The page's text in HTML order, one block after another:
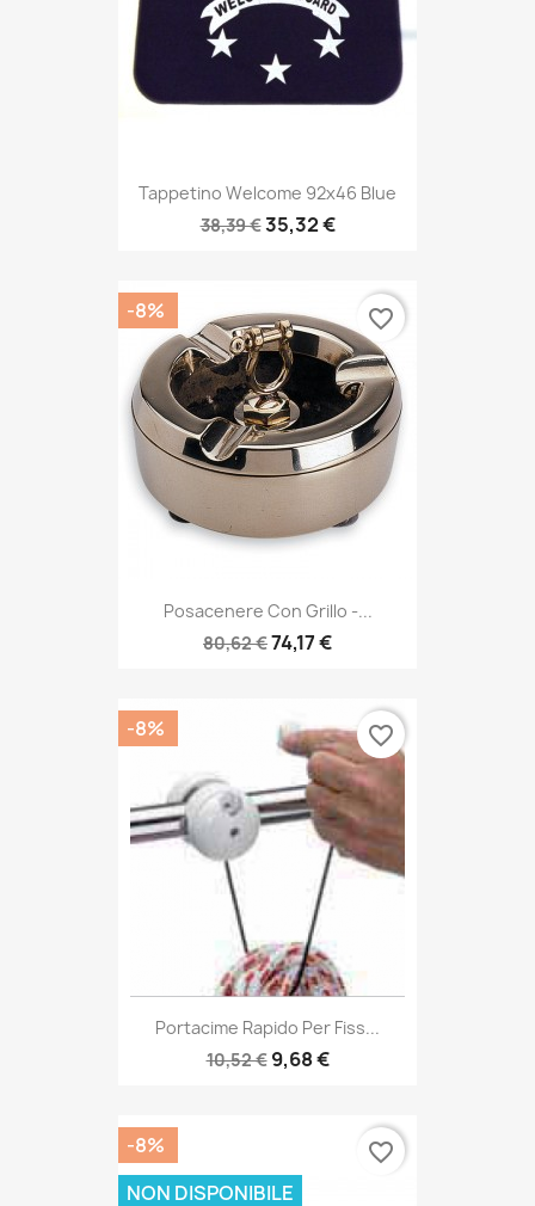
Tappetino Welcome 92x46 Blue
38,39 €35,32 €
Posacenere Con Grillo -...
80,62 €74,17 €
-8% favorite_border
Portacime Rapido Per Fiss...
10,52 € 9,68 €
-8% favorite_border
-8%
NON DISPONIBILE
favorite_border